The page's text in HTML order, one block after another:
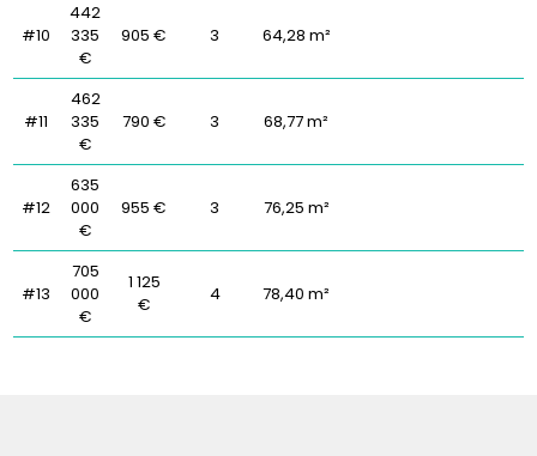
#10
442
335
€
905 € 3 64,28 m²
#11
462
335
€
790 € 3 68,77 m²
#12
635
000
€
955 € 3 76,25 m²
#13
705
000
€
1 125
€
4 78,40 m²